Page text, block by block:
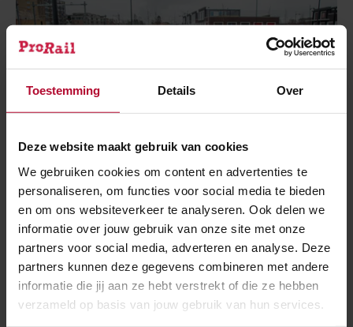
Toestemming Details Over
Deze website maakt gebruik van cookies
We gebruiken cookies om content en advertenties te
personaliseren, om functies voor social media te bieden
en om ons websiteverkeer te analyseren. Ook delen we
informatie over jouw gebruik van onze site met onze
partners voor social media, adverteren en analyse. Deze
partners kunnen deze gegevens combineren met andere
informatie die jij aan ze hebt verstrekt of die ze hebben
verzameld op basis van jouw gebruik van hun services.
Voetgangerstunnel bij station Coevorden
geopend